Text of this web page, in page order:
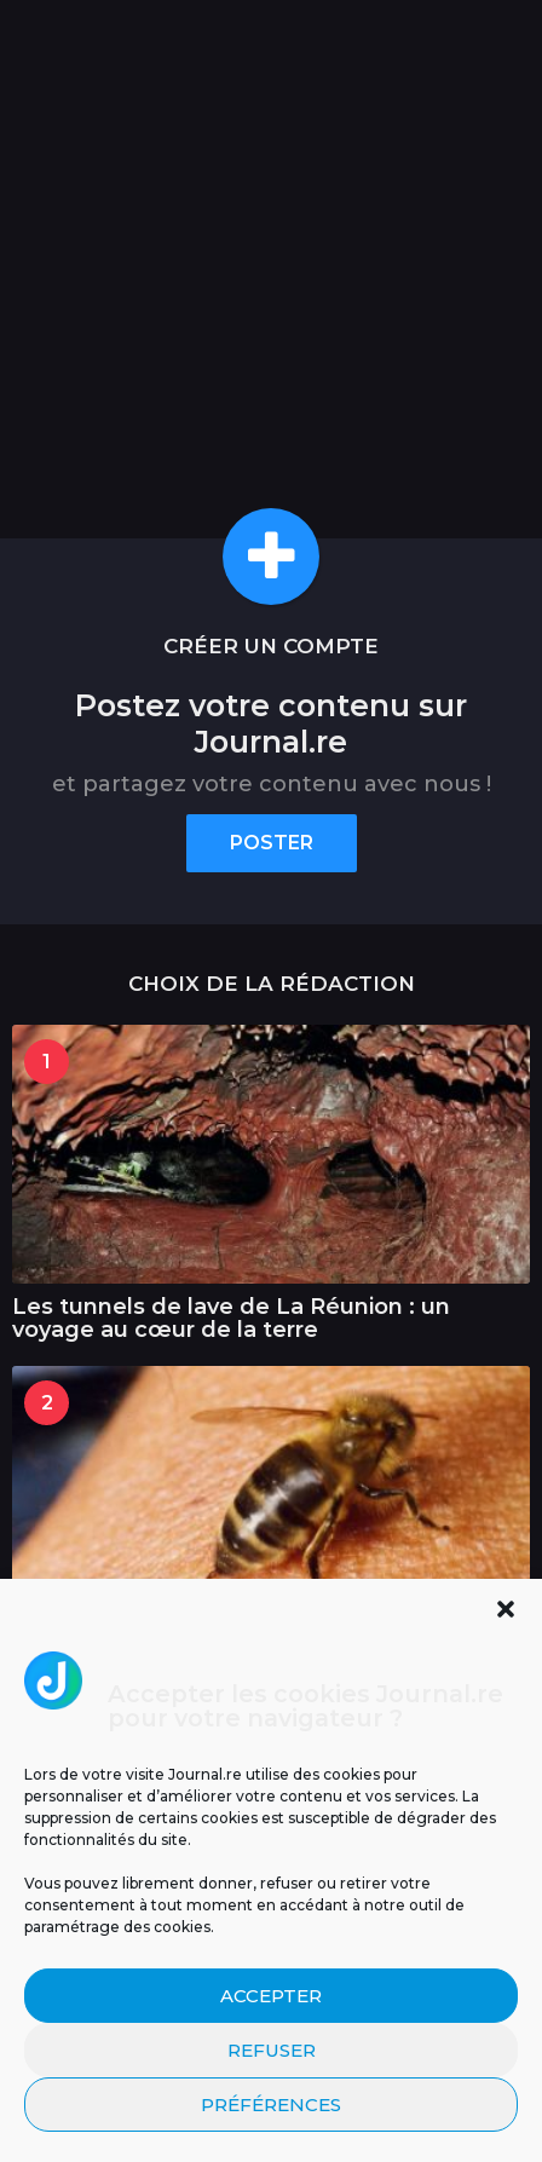
Lors de votre visite Journal.re utilise des cookies pour
personnaliser et d’améliorer votre contenu et vos services. La
suppression de certains cookies est susceptible de dégrader des
fonctionnalités du site.
Vous pouvez librement donner, refuser ou retirer votre
consentement à tout moment en accédant à notre outil de
paramétrage des cookies.
ACCEPTER
REFUSER
PRÉFÉRENCES
CRÉER UN COMPTE
Postez votre contenu sur
Journal.re
et partagez votre contenu avec nous !
POSTER
CHOIX DE LA RÉDACTION
1
Les tunnels de lave de La Réunion : un
voyage au cœur de la terre
2
Un espoir inattendu venu de la nature : en
Australie, le venin d’abeille a détruit un
cancer du sein agressif en une heure
seulement.
3
ressentis ce matin à La Réunion
4